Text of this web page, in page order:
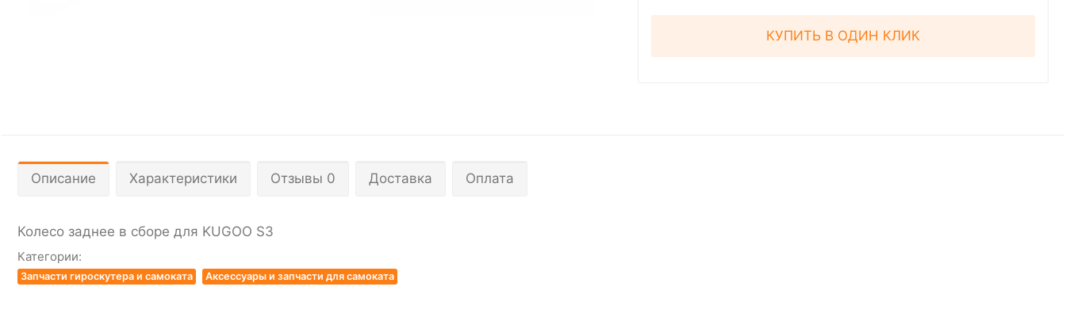
КУПИТЬ В ОДИН КЛИК
Описание Характеристики Отзывы 0 Доставка Оплата
Колесо заднее в сборе для KUGOO S3
Категории:
Запчасти гироскутера и самоката Аксессуары и запчасти для самоката